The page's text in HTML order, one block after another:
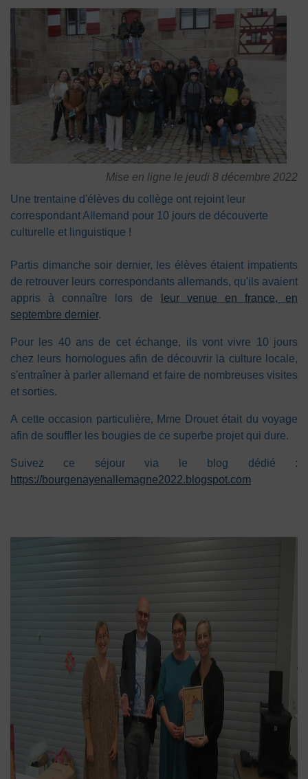
Mise en ligne le jeudi 8 décembre 2022
Une trentaine d'élèves du collège ont rejoint leur
correspondant Allemand pour 10 jours de découverte
culturelle et linguistique !
Partis dimanche soir dernier, les élèves étaient impatients
de retrouver leurs correspondants allemands, qu'ils avaient
appris à connaître lors de
leur venue en france, en
septembre dernier.
Pour les 40 ans de cet échange, ils vont vivre 10 jours
chez leurs homologues afin de découvrir la culture locale,
s'entraîner à parler allemand et faire de nombreuses visites
et sorties.
A cette occasion particulière, Mme Drouet était du voyage
afin de souffler les bougies de ce superbe projet qui dure.
Suivez ce séjour via le blog dédié :
https://bourgenayenallemagne2022.blogspot.com